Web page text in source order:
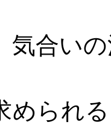
気合い
められ